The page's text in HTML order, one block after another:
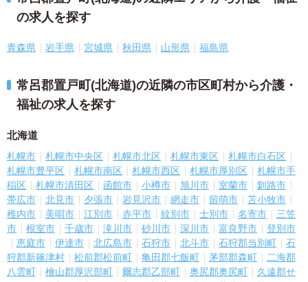
の求人を探す
青森県 岩手県 宮城県 秋田県 山形県 福島県
常呂郡置戸町(北海道)の近隣の市区町村から介護・
福祉の求人を探す
北海道
札幌市 札幌市中央区 札幌市北区 札幌市東区
札幌市白石区
札幌市豊平区
札幌市南区 札幌市西区 札幌市厚別区
札幌市手
稲区
札幌市清田区 函館市 小樽市 旭川市 室蘭市
釧路市
帯広市
北見市 夕張市 岩見沢市 網走市 留萌市
苫小牧市
稚内市
美唄市 江別市 赤平市 紋別市 士別市 名寄市
三笠
市
根室市 千歳市 滝川市 砂川市 深川市 富良野市
登別市
恵庭市
伊達市 北広島市 石狩市 北斗市 石狩郡当別町
石
狩郡新篠津村
松前郡松前町 亀田郡七飯町 茅部郡森町
二海郡
八雲町
檜山郡厚沢部町 爾志郡乙部町 奥尻郡奥尻町
久遠郡せ